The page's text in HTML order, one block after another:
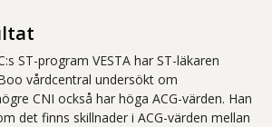
ST-program VESTA har ST-läkaren
vårdcentral undersökt om
CNI också har höga ACG-värden. Han
det finns skillnader i ACG-värden mellan